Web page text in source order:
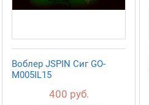
Воблер JSPIN Сиг GO-
M005IL15
400 руб.